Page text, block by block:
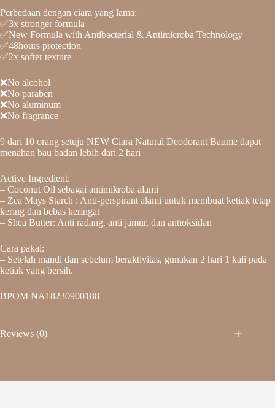
Perbedaan dengan ciara yang lama:
✅3x stronger formula
✅New Formula with Antibacterial & Antimicroba Technology
✅48hours protection
✅2x softer texture
❌No alcohol
❌No paraben
❌No aluminum
❌No fragrance
9 dari 10 orang setuju NEW Ciara Natural Deodorant Baume dapat
menahan bau badan lebih dari 2 hari
Active Ingredient:
– Coconut Oil sebagai antimikroba alami
– Zea Mays Starch : Anti-perspirant alami untuk membuat ketiak tetap
kering dan bebas keringat
– Shea Butter: Anti radang, anti jamur, dan antioksidan
Cara pakai:
– Setelah mandi dan sebelum beraktivitas, gunakan 2 hari 1 kali pada
ketiak yang bersih.
BPOM NA18230900188
Reviews (0)